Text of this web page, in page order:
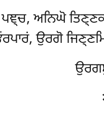
ਪਞ੍ਚ, ਅਨਿਘੋ
ਉਰਗੋ